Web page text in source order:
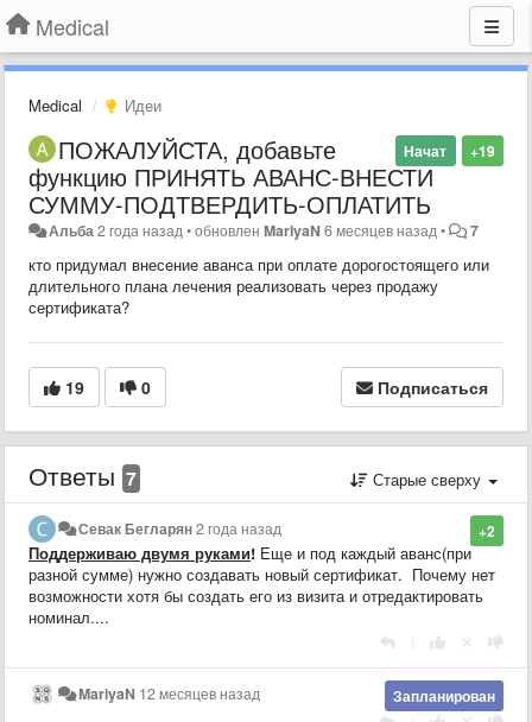
Medical
Medical Идеи
+19
Начат
ПОЖАЛУЙСТА, добавьте
функцию ПРИНЯТЬ АВАНС-ВНЕСТИ
СУММУ-ПОДТВЕРДИТЬ-ОПЛАТИТЬ
Альба2 года назад•обновленMariyaN 6 месяцев назад• 7
кто придумал внесение аванса при оплате дорогостоящего или
длительного плана лечения реализовать через продажу
сертификата?
19 0 Подписаться
Ответы 7 Старые сверху
+2
Севак Бегларян2 года назад
Поддерживаю двумя руками! Еще и под каждый аванс(при
разной сумме) нужно создавать новый сертификат. Почему нет
возможности хотя бы создать его из визита и отредактировать
номинал....
Запланирован
MariyaN 12 месяцев назад